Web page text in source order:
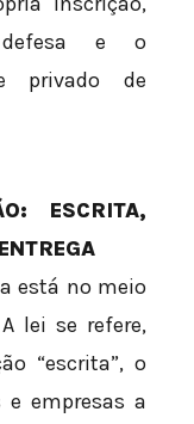
defesa e o
privado de
ESCRITA,
está no meio
lei se refere,
“escrita”, o
empresas a